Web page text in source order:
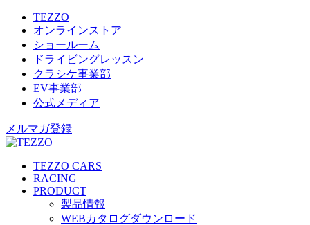
TEZZO
オンラインストア
ショールーム
ドライビングレッスン
クラシケ事業部
EV事業部
公式メディア
メルマガ登録
TEZZO CARS
RACING
PRODUCT
製品情報
WEBカタログダウンロード